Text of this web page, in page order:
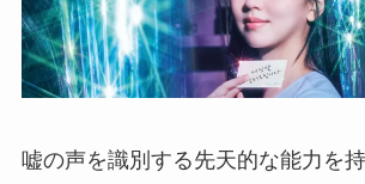
嘘の声を識別する先天的な能力を